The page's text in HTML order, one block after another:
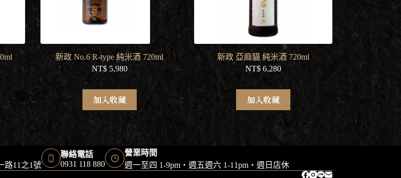
新政 No.6 R-type 純米酒 720ml
NT$5,980
加入收藏
新政 亞麻貓 純米酒 720ml
NT$6,280
加入收藏
路11之1號
聯絡電話
0931 118 880
營業時間
週一至四 1-9pm・週五週六 1-11pm・週日店休